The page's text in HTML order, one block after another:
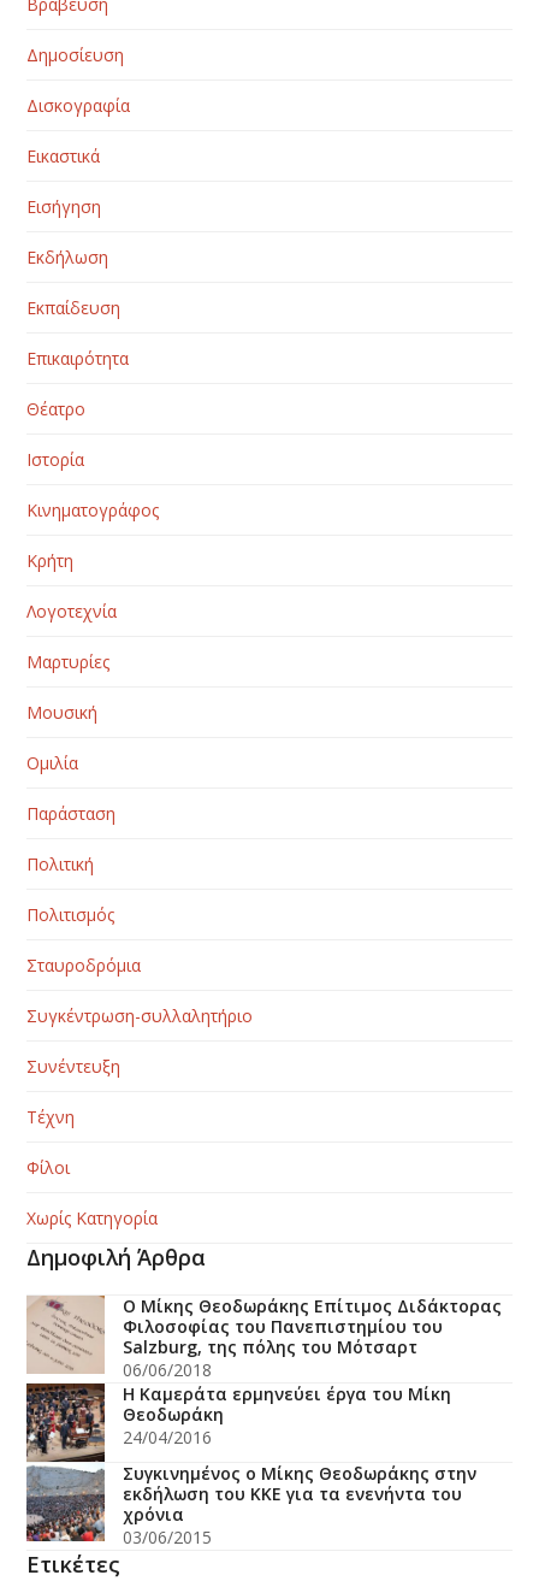
Δημοσίευση
Δισκογραφία
Εικαστικά
Εισήγηση
Εκδήλωση
Εκπαίδευση
Επικαιρότητα
Θέατρο
Ιστορία
Κινηματογράφος
Κρήτη
Λογοτεχνία
Μαρτυρίες
Μουσική
Ομιλία
Παράσταση
Πολιτική
Πολιτισμός
Σταυροδρόμια
Συγκέντρωση-συλλαλητήριο
Συνέντευξη
Τέχνη
Φίλοι
Χωρίς Κατηγορία
Δημοφιλή Άρθρα
Ο Μίκης Θεοδωράκης Επίτιμος Διδάκτορας
Φιλοσοφίας του Πανεπιστημίου του
Salzburg, της πόλης του Μότσαρτ
06/06/2018
H Kαμεράτα ερμηνεύει έργα του Μίκη
Θεοδωράκη
24/04/2016
Συγκινημένος ο Μίκης Θεοδωράκης στην
εκδήλωση του ΚΚΕ για τα ενενήντα του
χρόνια
03/06/2015
Ετικέτες